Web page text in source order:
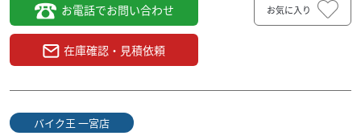
ホンダ バイク王 一宮店
クロスカブ１１０ ２０２２年モデル スクリーン
シート
お電話でお問い合わせ
在庫確認・見積依頼
お気に入り
バイク王 一宮店